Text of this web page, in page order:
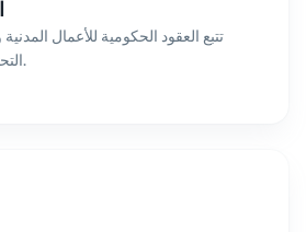
تتبع العقود الحكومية للأعمال
التحتية في أوروبا وما بعدها.